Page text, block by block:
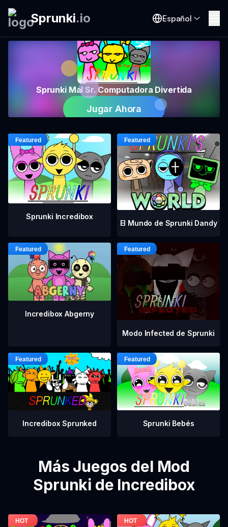
Sprunki.io Español
Sprunki Mal Sr. Computadora Divertida
Jugar Ahora
Sprunki Incredibox
El Mundo de Sprunki Dandy
Incredibox Abgerny
Modo Infected de Sprunki
Incredibox Sprunked Sprunki Bebés
Más Juegos del Mod
Sprunki de Incredibox